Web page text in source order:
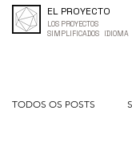
EL PROYECTO
LOS PROYECTOS
SIMPLIFICADOS IDIOMA
TODOS OS POSTS